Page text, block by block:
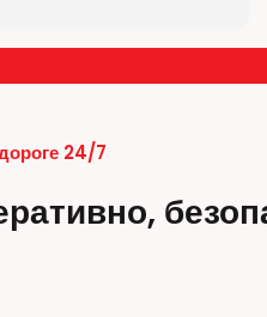
своєї справи!!!!!!
24/7